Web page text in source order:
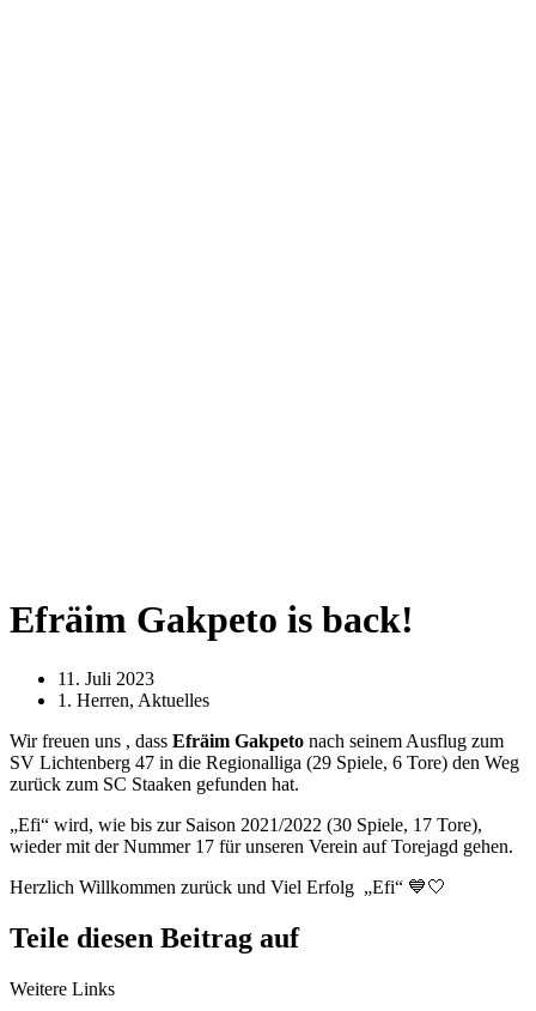
Efräim Gakpeto is back!
11. Juli 2023
1. Herren, Aktuelles
Wir freuen uns , dass Efräim Gakpeto nach seinem Ausflug zum
SV Lichtenberg 47 in die Regionalliga (29 Spiele, 6 Tore) den Weg
zurück zum SC Staaken gefunden hat.
„Efi“ wird, wie bis zur Saison 2021/2022 (30 Spiele, 17 Tore),
wieder mit der Nummer 17 für unseren Verein auf Torejagd gehen.
Herzlich Willkommen zurück und Viel Erfolg „Efi“ 💙🤍
Teile diesen Beitrag auf
Weitere Links